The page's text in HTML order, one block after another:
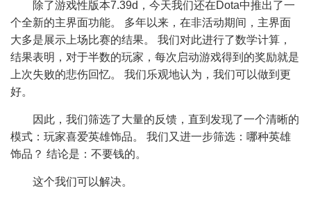
除了游戏性版本7.39d，今天我们还在Dota中推出了一
个全新的主界面功能。 多年以来，在非活动期间，主界面
大多是展示上场比赛的结果。 我们对此进行了数学计算，
结果表明，对于半数的玩家，每次启动游戏得到的奖励就是
上次失败的悲伤回忆。 我们乐观地认为，我们可以做到更
好。
因此，我们筛选了大量的反馈，直到发现了一个清晰的
模式：玩家喜爱英雄饰品。 我们又进一步筛选：哪种英雄
饰品？ 结论是：不要钱的。
这个我们可以解决。